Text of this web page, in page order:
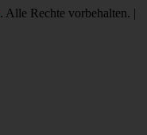
. Alle Rechte vorbehalten. |